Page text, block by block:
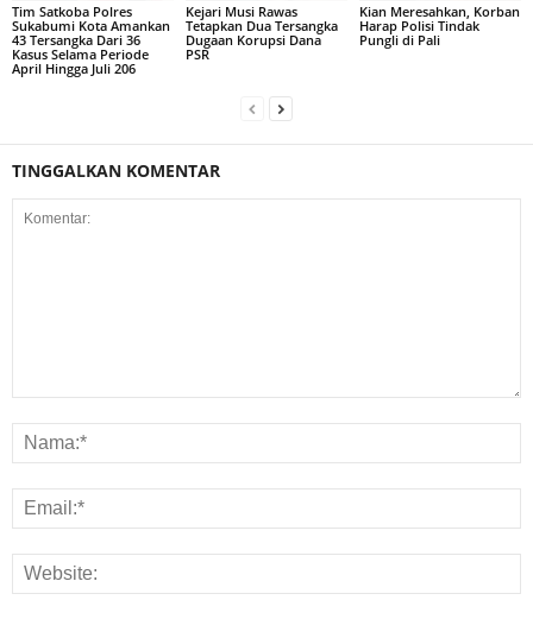
Tim Satkoba Polres
Sukabumi Kota Amankan
43 Tersangka Dari 36
Kasus Selama Periode
April Hingga Juli 206
Kejari Musi Rawas
Tetapkan Dua Tersangka
Dugaan Korupsi Dana
PSR
Kian Meresahkan, Korban
Harap Polisi Tindak
Pungli di Pali
TINGGALKAN KOMENTAR